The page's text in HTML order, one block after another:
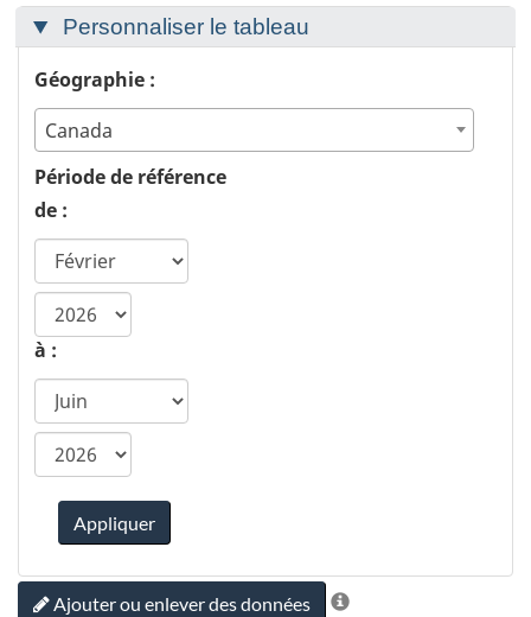
Personnaliser le tableau
Géographie :
Canada
Période de référence
de :
année
de
début
à :
Appliquer
Ajouter ou enlever des données